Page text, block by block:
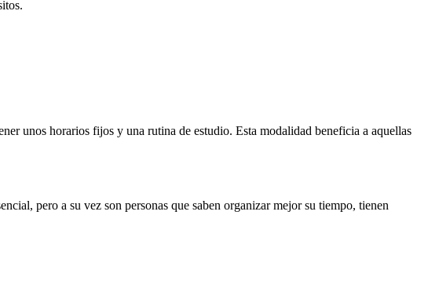
unos horarios fijos y una rutina de estudio. Esta modalidad beneficia a aquellas
pero a su vez son personas que saben organizar mejor su tiempo, tienen